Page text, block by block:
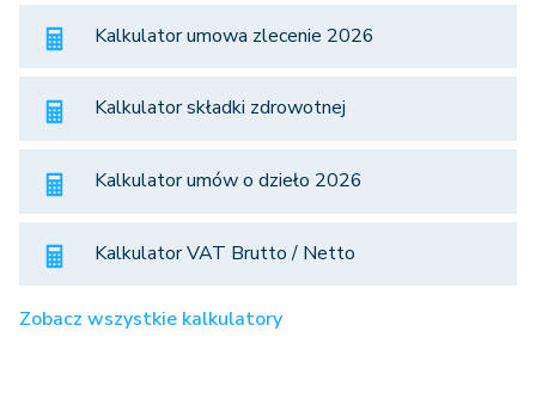
Kalkulator umowa zlecenie 2026
Kalkulator składki zdrowotnej
Kalkulator umów o dzieło 2026
Kalkulator VAT Brutto / Netto
Zobacz wszystkie kalkulatory